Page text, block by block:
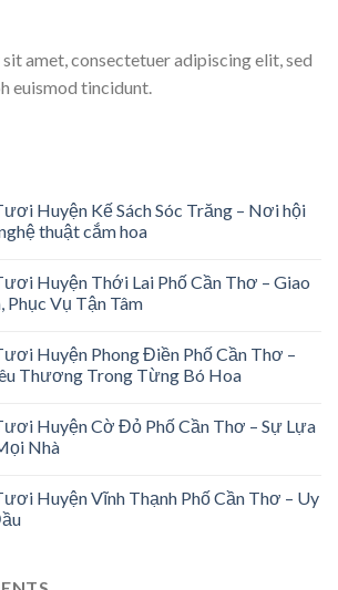
amet, consectetuer adipiscing elit, sed
euismod tincidunt.
Huyện Kế Sách Sóc Trăng – Nơi hội
thuật cắm hoa
Huyện Thới Lai Phố Cần Thơ – Giao
Phục Vụ Tận Tâm
Huyện Phong Điền Phố Cần Thơ –
Thương Trong Từng Bó Hoa
Huyện Cờ Đỏ Phố Cần Thơ – Sự Lựa
Nhà
Huyện Vĩnh Thạnh Phố Cần Thơ – Uy